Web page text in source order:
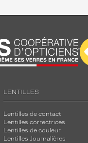
LENTILLES
Lentilles de contact
Lentilles correctrices
Lentilles de couleur
Lentilles Journalières